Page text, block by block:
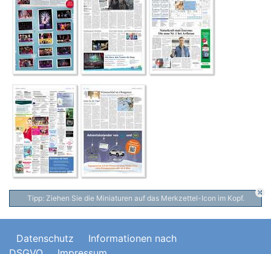
Tipp: Ziehen Sie die Miniaturen auf das Merkzettel-Icon im Kopf.
Datenschutz
Informationen nach